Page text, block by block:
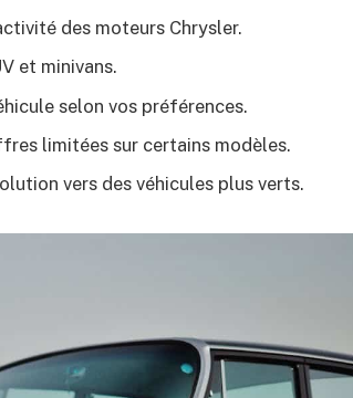
des moteurs Chrysler.
et minivans.
selon vos préférences.
limitées sur certains modèles.
vers des véhicules plus verts.